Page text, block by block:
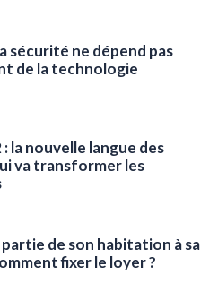
sécurité ne dépend pas
de la technologie
: la nouvelle langue des
va transformer les
de son habitation à sa
fixer le loyer ?